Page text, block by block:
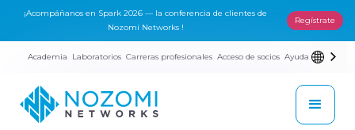
¡Acompáñanos en Spark 2026 — la conferencia de clientes de
Nozomi Networks !
Regístrate
Academia Laboratorios Carreras profesionales Acceso de socios Ayuda